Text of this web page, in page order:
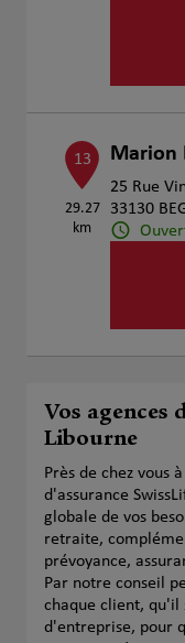
13
29.27
km
Marion
25 Rue
33130
Vos agences
Libourne
Près de chez vous
d'assurance
globale de vos
retraite,
prévoyance,
Par notre conseil
chaque client, qu'il
d'entreprise, pour